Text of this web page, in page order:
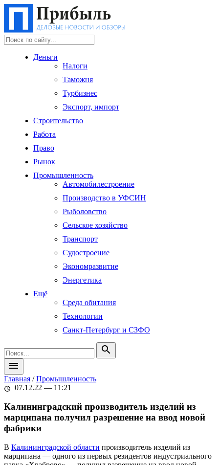
Деньги
Налоги
Таможня
Турбизнес
Экспорт, импорт
Строительство
Работа
Право
Рынок
Промышленность
Автомобилестроение
Производство в УФСИН
Рыболовство
Сельское хозяйство
Транспорт
Судостроение
Экономразвитие
Энергетика
Ещё
Среда обитания
Технологии
Санкт-Петербург и СЗФО
search
menu
Главная /Промышленность
schedule 07.12.22 — 11:21
Калининградский производитель изделий из
марципана получил разрешение на ввод новой
фабрики
В Калининградской области производитель изделий из
марципана — одного из первых резидентов индустриального